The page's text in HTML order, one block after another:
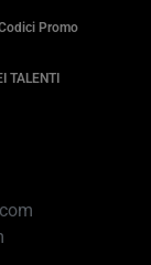
Promo
TALENTI